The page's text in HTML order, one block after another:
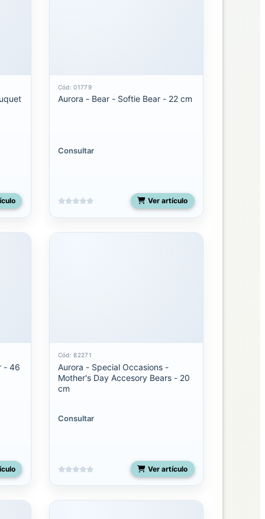
Cód: 01779
Aurora - Bear - Softie Bear - 22 cm
Consultar
Ver artículo
- 46
Cód: 82271
Aurora - Special Occasions -
Mother's Day Accesory Bears - 20
cm
Consultar
Ver artículo